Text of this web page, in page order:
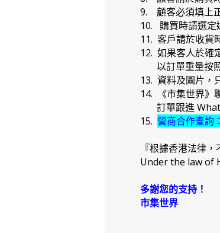
9. 顧客必須填上
10. 購買時請選定
11. 客戶請於收貨
12. 如果客人於確
以訂單重量按照
13. 資料及圖片，
14. 《市集世界》
訂單跟進
15. 營商合作查詢
『根據香港法律
Under the law of
多謝您的支持！
市集世界